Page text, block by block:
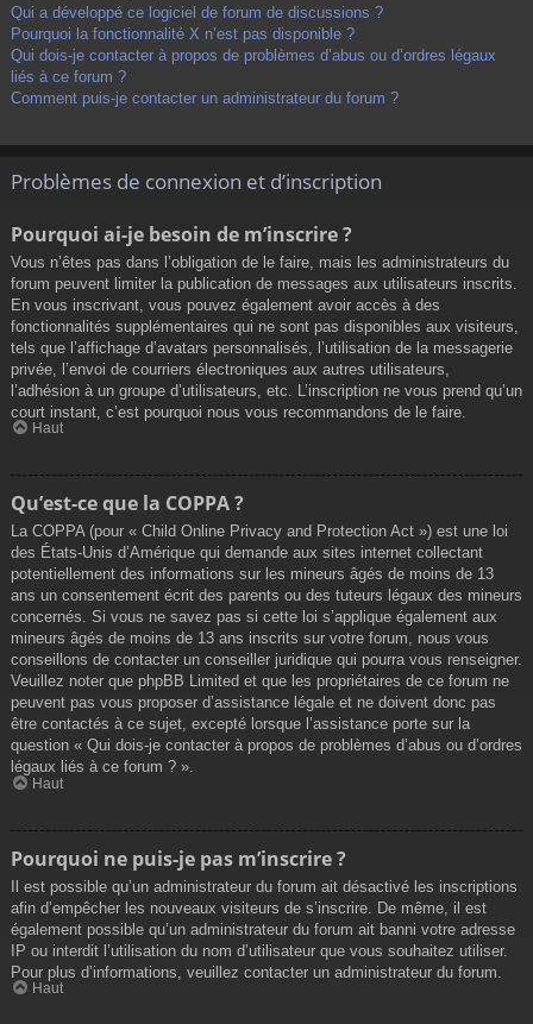
Qui a développé ce logiciel de forum de discussions ?
Pourquoi la fonctionnalité X n’est pas disponible ?
Qui dois-je contacter à propos de problèmes d’abus ou d’ordres légaux
liés à ce forum ?
Comment puis-je contacter un administrateur du forum ?
Problèmes de connexion et d’inscription
Pourquoi ai-je besoin de m’inscrire ?
Vous n’êtes pas dans l’obligation de le faire, mais les administrateurs du
forum peuvent limiter la publication de messages aux utilisateurs inscrits.
En vous inscrivant, vous pouvez également avoir accès à des
fonctionnalités supplémentaires qui ne sont pas disponibles aux visiteurs,
tels que l’affichage d’avatars personnalisés, l’utilisation de la messagerie
privée, l’envoi de courriers électroniques aux autres utilisateurs,
l’adhésion à un groupe d’utilisateurs, etc. L’inscription ne vous prend qu’un
court instant, c’est pourquoi nous vous recommandons de le faire.
Haut
Qu’est-ce que la COPPA ?
La COPPA (pour « Child Online Privacy and Protection Act ») est une loi
des États-Unis d’Amérique qui demande aux sites internet collectant
potentiellement des informations sur les mineurs âgés de moins de 13
ans un consentement écrit des parents ou des tuteurs légaux des mineurs
concernés. Si vous ne savez pas si cette loi s’applique également aux
mineurs âgés de moins de 13 ans inscrits sur votre forum, nous vous
conseillons de contacter un conseiller juridique qui pourra vous renseigner.
Veuillez noter que phpBB Limited et que les propriétaires de ce forum ne
peuvent pas vous proposer d’assistance légale et ne doivent donc pas
être contactés à ce sujet, excepté lorsque l’assistance porte sur la
question « Qui dois-je contacter à propos de problèmes d’abus ou d’ordres
légaux liés à ce forum ? ».
Haut
Pourquoi ne puis-je pas m’inscrire ?
Il est possible qu’un administrateur du forum ait désactivé les inscriptions
afin d’empêcher les nouveaux visiteurs de s’inscrire. De même, il est
également possible qu’un administrateur du forum ait banni votre adresse
IP ou interdit l’utilisation du nom d’utilisateur que vous souhaitez utiliser.
Pour plus d’informations, veuillez contacter un administrateur du forum.
Haut